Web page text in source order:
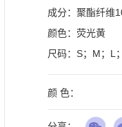
成分：聚酯纤维
颜色：荧光黄
尺码：S；M；L
颜 色：